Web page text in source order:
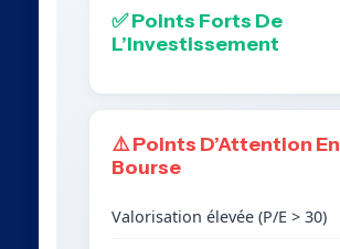
✅ Points Forts De
L’Investissement
⚠️ Points D’Attention En
Bourse
Valorisation élevée (P/E > 30)